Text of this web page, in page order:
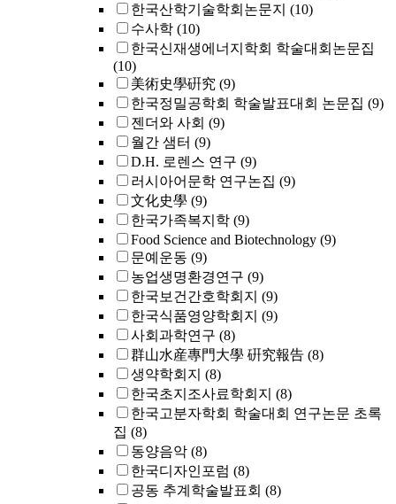
한국산학기술학회논문지 (10)
수사학 (10)
한국신재생에너지학회 학술대회논문집
(10)
美術史學硏究 (9)
한국정밀공학회 학술발표대회 논문집 (9)
젠더와 사회 (9)
월간 샘터 (9)
D.H. 로렌스 연구 (9)
러시아어문학 연구논집 (9)
文化史學 (9)
한국가족복지학 (9)
Food Science and Biotechnology (9)
문예운동 (9)
농업생명환경연구 (9)
한국보건간호학회지 (9)
한국식품영양학회지 (9)
사회과학연구 (8)
群山水産專門大學 硏究報告 (8)
생약학회지 (8)
한국초지조사료학회지 (8)
한국고분자학회 학술대회 연구논문 초록
집 (8)
동양음악 (8)
한국디자인포럼 (8)
공동 추계학술발표회 (8)